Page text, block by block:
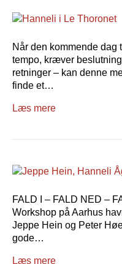
Når den kommende
tempo, kræver
retninger – kan denne
finde et…
Læs mere
FALD I – FALD NED –
Workshop på Aarhus
Jeppe Hein og Peter
gode…
Læs mere